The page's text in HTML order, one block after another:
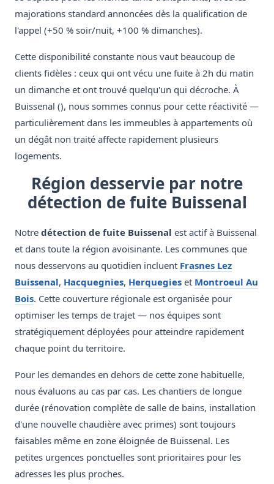
majorations standard annoncées dès la qualification de
l'appel (+50 % soir/nuit, +100 % dimanches).
Cette disponibilité constante nous vaut beaucoup de
clients fidèles : ceux qui ont vécu une fuite à 2h du matin
un dimanche et ont trouvé quelqu'un qui décroche. À
Buissenal (), nous sommes connus pour cette réactivité —
particulièrement dans les immeubles à appartements où
un dégât non traité affecte rapidement plusieurs
logements.
Région desservie par notre
détection de fuite Buissenal
Notre détection de fuite Buissenal est actif à Buissenal
et dans toute la région avoisinante. Les communes que
nous desservons au quotidien incluent Frasnes Lez
Buissenal, Hacquegnies, Herquegies et Montroeul Au
Bois. Cette couverture régionale est organisée pour
optimiser les temps de trajet — nos équipes sont
stratégiquement déployées pour atteindre rapidement
chaque point du territoire.
Pour les demandes en dehors de cette zone habituelle,
nous évaluons au cas par cas. Les chantiers de longue
durée (rénovation complète de salle de bains, installation
d'une nouvelle chaudière avec primes) sont toujours
faisables même en zone éloignée de Buissenal. Les
petites urgences ponctuelles sont prioritaires pour les
adresses les plus proches.